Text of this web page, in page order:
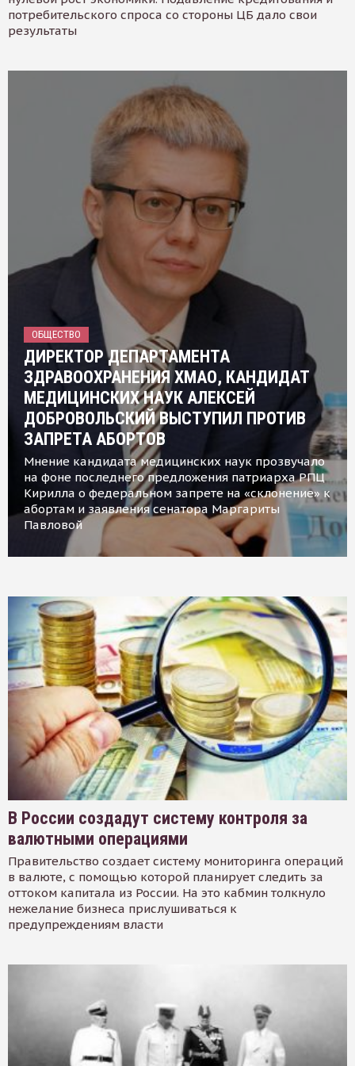
потребительского спроса со стороны ЦБ дало свои
результаты
ОБЩЕСТВО
ДИРЕКТОР ДЕПАРТАМЕНТА
ЗДРАВООХРАНЕНИЯ ХМАО, КАНДИДАТ
МЕДИЦИНСКИХ НАУК АЛЕКСЕЙ
ДОБРОВОЛЬСКИЙ ВЫСТУПИЛ ПРОТИВ
ЗАПРЕТА АБОРТОВ
Мнение кандидата медицинских наук прозвучало
на фоне последнего предложения патриарха РПЦ
Кирилла о федеральном запрете на «склонение» к
абортам и заявления сенатора Маргариты
Павловой
В России создадут систему контроля за
валютными операциями
Правительство создает систему мониторинга операций
в валюте, с помощью которой планирует следить за
оттоком капитала из России. На это кабмин толкнуло
нежелание бизнеса прислушиваться к
предупреждениям власти